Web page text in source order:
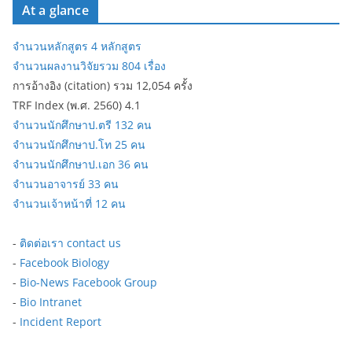
At a glance
จำนวนหลักสูตร 4 หลักสูตร
จำนวนผลงานวิจัยรวม 804 เรื่อง
การอ้างอิง (citation) รวม 12,054 ครั้ง
TRF Index (พ.ศ. 2560) 4.1
จำนวนนักศึกษาป.ตรี 132 คน
จำนวนนักศึกษาป.โท 25 คน
จำนวนนักศึกษาป.เอก 36 คน
จำนวนอาจารย์ 33 คน
จำนวนเจ้าหน้าที่ 12 คน
- ติดต่อเรา contact us
- Facebook Biology
- Bio-News Facebook Group
- Bio Intranet
- Incident Report